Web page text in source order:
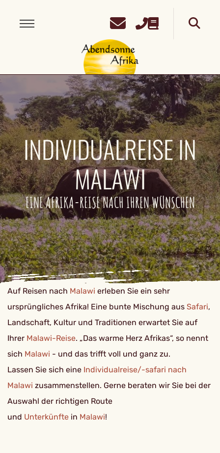
INDIVIDUALREISE IN
MALAWI
EINE AFRIKA-REISE NACH IHREN WÜNSCHEN
Auf Reisen nach Malawi erleben Sie ein sehr
ursprüngliches Afrika! Eine bunte Mischung aus Safari,
Landschaft, Kultur und Traditionen erwartet Sie auf
Ihrer Malawi-Reise. „Das warme Herz Afrikas“, so nennt
sich Malawi - und das trifft voll und ganz zu.
Lassen Sie sich eine Individualreise/-safari nach
Malawi zusammenstellen. Gerne beraten wir Sie bei der
Auswahl der richtigen Route
und Unterkünfte in Malawi!